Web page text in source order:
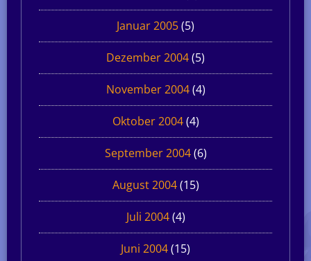
Januar 2005(5)
Dezember 2004(5)
November 2004(4)
Oktober 2004(4)
September 2004(6)
August 2004(15)
Juli 2004(4)
Juni 2004(15)